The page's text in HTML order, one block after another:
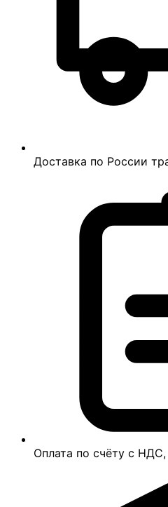
Доставка по России
Оплата по счёту с